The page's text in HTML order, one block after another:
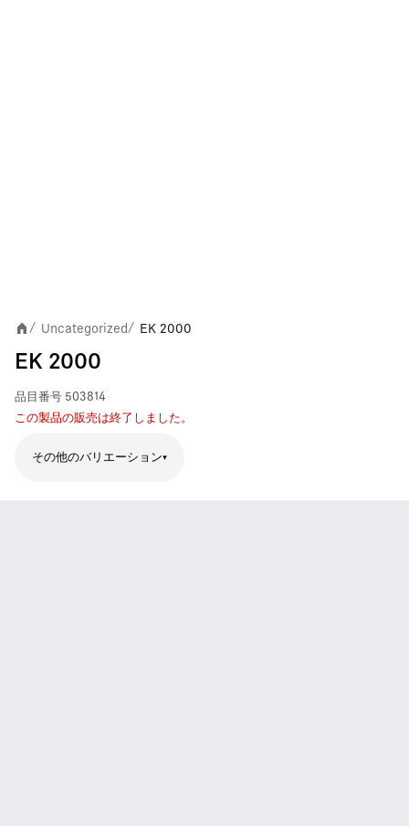
/ Uncategorized / EK 2000
EK 2000
品目番号 503814
この製品の販売は終了しました。
その他のバリエーション